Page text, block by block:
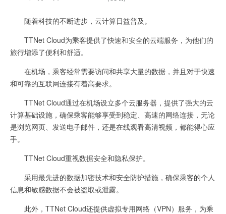
随着科技的不断进步，云计算日益普及。
TTNet Cloud为乘客提供了快速和安全的云端服务，为他们的
旅行增添了便利和舒适。
在机场，乘客经常需要访问和共享大量的数据，并且对于快速
和可靠的互联网连接有着高要求。
TTNet Cloud通过在机场设立多个云服务器，提供了强大的云
计算基础设施，确保乘客能够享受到稳定、高速的网络连接，无论
是浏览网页、发送电子邮件，还是在线观看高清视频，都能得心应
手。
TTNet Cloud重视数据安全和隐私保护。
采用最先进的数据加密技术和安全防护措施，确保乘客的个人
信息和敏感数据不会被盗取或泄露。
此外，TTNet Cloud还提供虚拟专用网络（VPN）服务，为乘